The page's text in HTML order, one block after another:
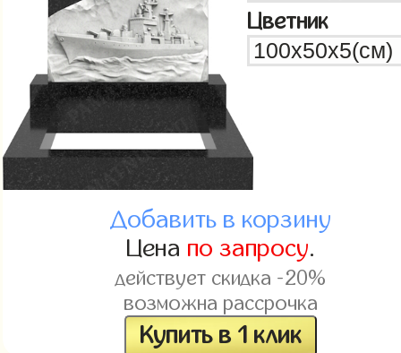
Цветник
Добавить в корзину
Цена по запросу.
действует скидка -20%
возможна рассрочка
Купить в 1 клик